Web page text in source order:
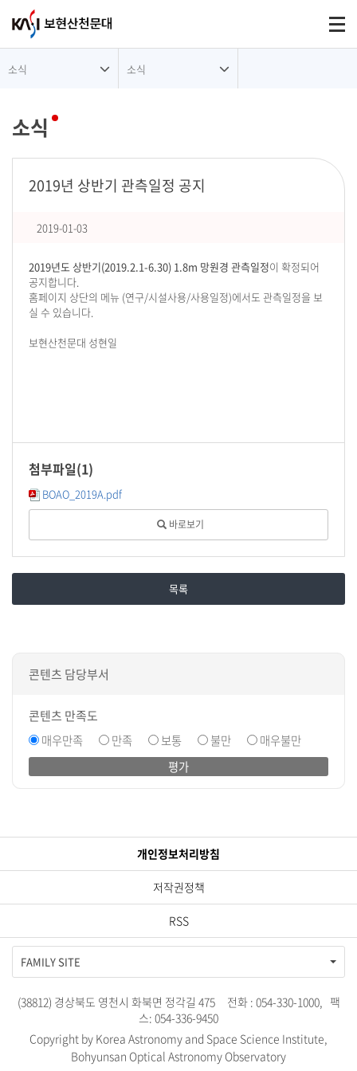
소식
소식
소식
2019년 상반기 관측일정 공지
2019-01-03
2019년도 상반기(2019.2.1-6.30) 1.8m 망원경 관측일정이 확정되어
공지합니다.
홈페이지 상단의 메뉴 (연구/시설사용/사용일정)에서도 관측일정을 보
실 수 있습니다.
보현산천문대 성현일
첨부파일(1)
BOAO_2019A.pdf
바로보기
목록
콘텐츠 담당부서
콘텐츠 만족도
매우만족
만족 보통 불만
매우불만
평가
개인정보처리방침
저작권정책
RSS
FAMILY SITE
(38812) 경상북도 영천시 화북면 정각길 475 전화 : 054-330-1000, 팩
스: 054-336-9450
Copyright by Korea Astronomy and Space Science Institute,
Bohyunsan Optical Astronomy Observatory